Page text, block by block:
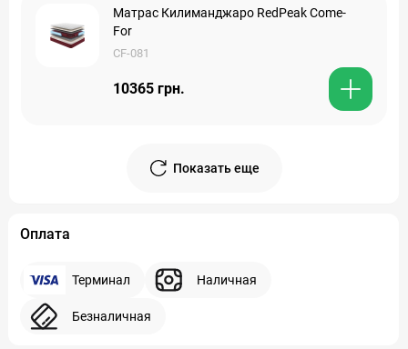
Матрас Килиманджаро RedPeak Come-
For
CF-081
10365 грн.
Показать еще
Оплата
Терминал Наличная
Безналичная